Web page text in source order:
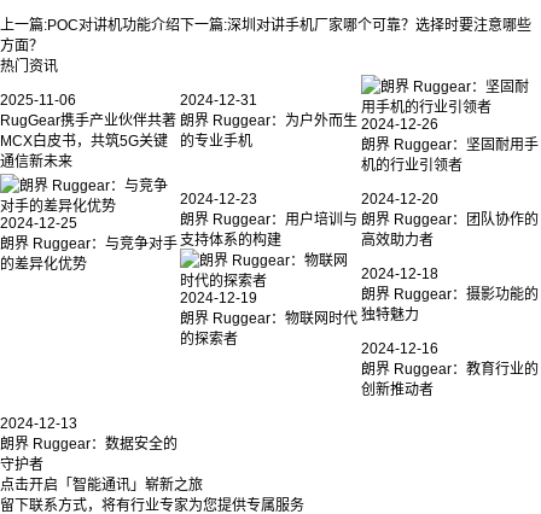
的。
上一篇:POC对讲机功能介绍
热门资讯
2025-11-06
RugGear携手产业伙伴共著
MCX白皮书，共筑5G关键
通信新未来
2024-12-31
2024-12-26
机的行业引领者
2024-12-25
2024-12-23
朗界 Ruggear：用户培训与
支持体系的构建
2024-12-20
高效助力者
2024-12-19
2024-12-18
独特魅力
2024-12-16
2024-12-13
朗界 Ruggear：数据安全的
守护者